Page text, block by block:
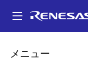
ン
メニュー
パ業界最小のフルHD対応